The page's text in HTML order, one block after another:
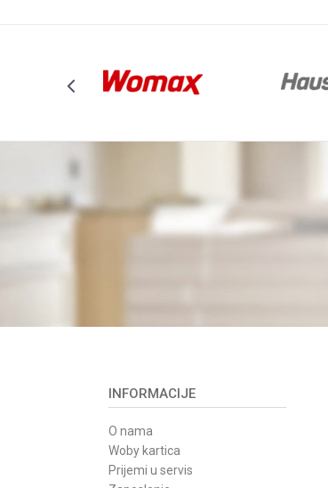
Anti-spam zaštita - izračunajte koliko je 9 - 4 :
POŠALJI
INFORMACIJE
O nama
Woby kartica
Prijemi u servis